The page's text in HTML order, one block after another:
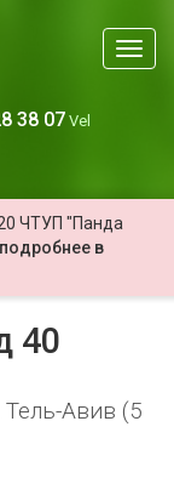
Меню
38 07 Vel
ЧТУП "Панда
подробнее в
40
Авив (5